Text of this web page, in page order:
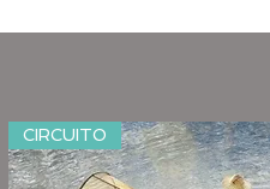
CIRCUITO